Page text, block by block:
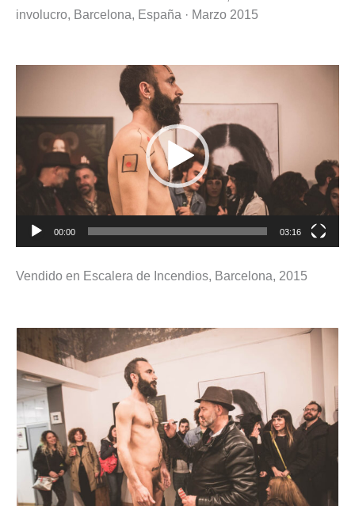
involucro, Barcelona, España · Marzo 2015
00:00 03:16
Vendido en Escalera de Incendios, Barcelona, 2015